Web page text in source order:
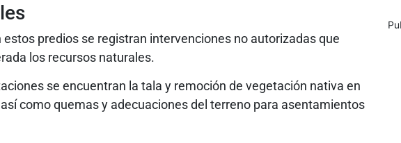
predios se registran intervenciones no autorizadas que
los recursos naturales.
se encuentran la tala y remoción de vegetación nativa en
como quemas y adecuaciones del terreno para asentamientos